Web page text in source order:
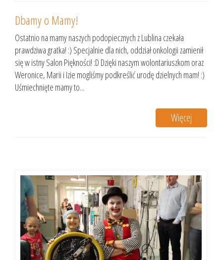
Dbamy o Mamy!
Ostatnio na mamy naszych podopiecznych z Lublina czekała
prawdziwa gratka! :) Specjalnie dla nich, oddział onkologii zamienił
się w istny Salon Piękności! :D Dzięki naszym wolontariuszkom oraz
Weronice, Marii i Izie mogliśmy podkreślić urodę dzielnych mam! :)
Uśmiechnięte mamy to...
Więcej